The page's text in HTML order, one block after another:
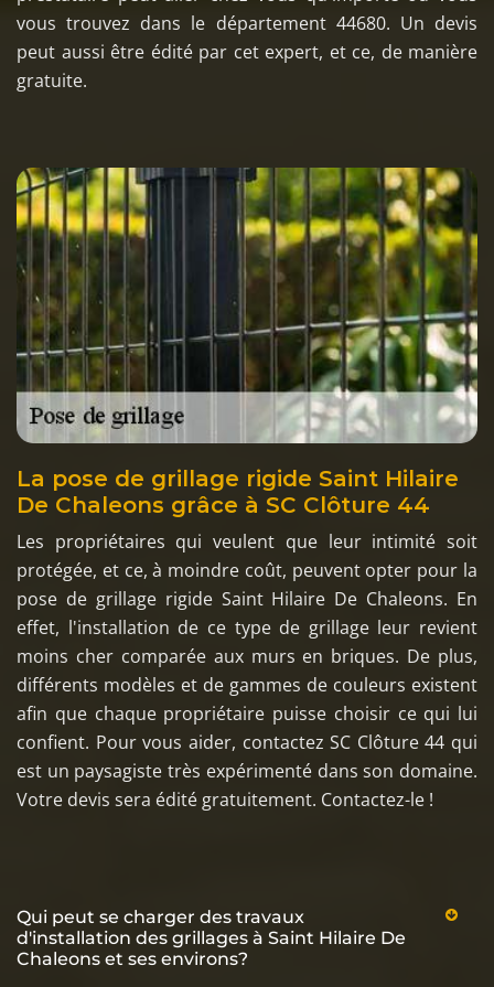
vous trouvez dans le département 44680. Un devis
peut aussi être édité par cet expert, et ce, de manière
gratuite.
La pose de grillage rigide Saint Hilaire
De Chaleons grâce à SC Clôture 44
Les propriétaires qui veulent que leur intimité soit
protégée, et ce, à moindre coût, peuvent opter pour la
pose de grillage rigide Saint Hilaire De Chaleons. En
effet, l'installation de ce type de grillage leur revient
moins cher comparée aux murs en briques. De plus,
différents modèles et de gammes de couleurs existent
afin que chaque propriétaire puisse choisir ce qui lui
confient. Pour vous aider, contactez SC Clôture 44 qui
est un paysagiste très expérimenté dans son domaine.
Votre devis sera édité gratuitement. Contactez-le !
Qui peut se charger des travaux
d'installation des grillages à Saint Hilaire De
Chaleons et ses environs?